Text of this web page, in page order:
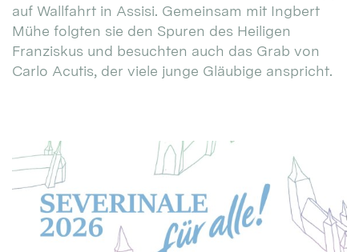
auf Wallfahrt in Assisi. Gemeinsam mit Ingbert
Mühe folgten sie den Spuren des Heiligen
Franziskus und besuchten auch das Grab von
Carlo Acutis, der viele junge Gläubige anspricht.